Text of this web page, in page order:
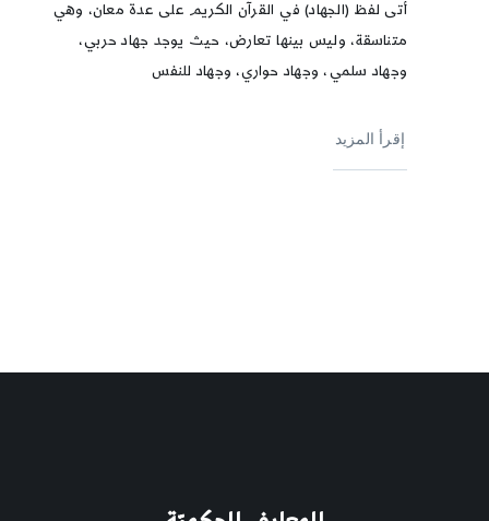
أتى لفظ (الجهاد) في القرآن الكريم على عدة معان، وهي
متناسقة، وليس بينها تعارض، حيث يوجد جهاد حربي،
وجهاد سلمي، وجهاد حواري، وجهاد للنفس
إقرأ المزيد